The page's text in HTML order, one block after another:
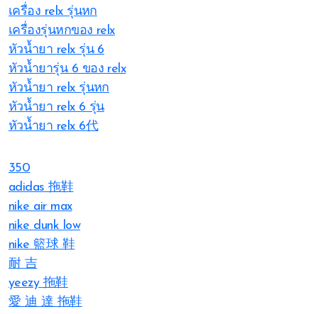
เครื่อง relx รุ่นหก
เครื่องรุ่นหกของ relx
หัวน้ำยา relx รุ่น 6
หัวน้ำยารุ่น 6 ของ relx
หัวน้ำยา relx รุ่นหก
หัวน้ำยา relx 6 รุ่น
หัวน้ำยา relx 6代
350
adidas 拖鞋
nike air max
nike dunk low
nike 籃球 鞋
耐 吉
yeezy 拖鞋
愛 迪 達 拖鞋